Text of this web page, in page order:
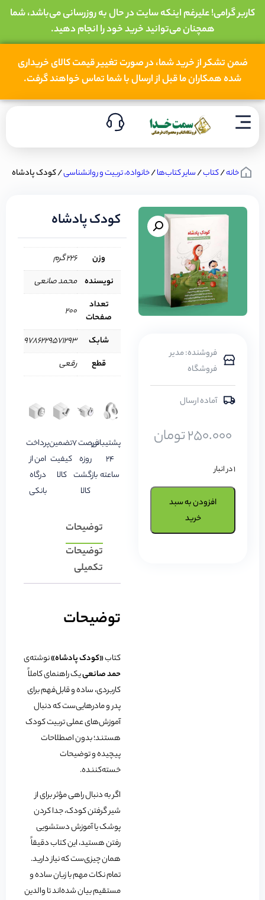
کاربر گرامی! علیرغم اینکه سایت در حال به روزرسانی می‌باشد، شما
همچنان می‌توانید خرید خود را انجام دهید.
ضمن تشکر از خرید شما، در صورت تغییر قیمت کالای خریداری
شده همکاران ما قبل از ارسال با شما تماس خواهند گرفت.
خانه/کتاب/سایر کتاب‌ها/خانواده، تربیت و روانشناسی/ کودک پادشاه
فروشنده: مدیر
فروشگاه
آماده ارسال
250.000تومان
1 در انبار
افزودن به سبد
خرید
کودک پادشاه
وزن
226 گرم
نویسنده محمد صانعی
تعداد
صفحات
200
شابک
9786229571293
قطع
رقعی
پشتیبانی
24
ساعته
فرصت 7
روزه
بازگشت
کالا
تضمین
کیفیت
کالا
پرداخت
امن از
درگاه
بانکی
توضیحات
توضیحات
تکمیلی
توضیحات
کتاب«کودک پادشاه»نوشته‌ی
حمد صانعییک راهنمای کاملاً
کاربردی، ساده و قابل‌فهم برای
پدر و مادرهایی‌ست که دنبال
آموزش‌های عملی تربیت کودک
هستند؛ بدون اصطلاحات
پیچیده و توضیحات
خسته‌کننده.
اگر به دنبال راهی مؤثر برای از
شیر گرفتن کودک، جدا کردن
پوشک یا آموزش دستشویی
رفتن هستید، این کتاب دقیقاً
همان چیزی‌ست که نیاز دارید.
تمام نکات مهم با زبان ساده و
مستقیم بیان شده‌اند تا والدین